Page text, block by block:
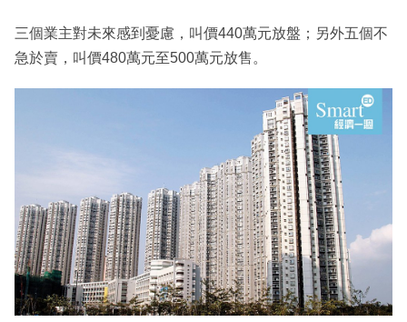
三個業主對未來感到憂慮，叫價440萬元放盤；另外五個不
急於賣，叫價480萬元至500萬元放售。